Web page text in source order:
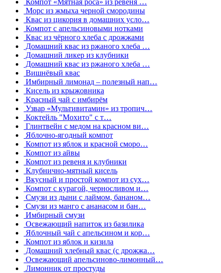
Морс из жмыха черной смородины
Квас из цикория в домашних усло…
Компот с апельсиновыми нотками
Квас из чёрного хлеба с дрожжами
Домашний квас из ржаного хлеба …
Домашний ликер из клубники
Домашний квас из ржаного хлеба …
Вишнёвый квас
Имбирный лимонад – полезный нап…
Кисель из крыжовника
Красный чай с имбирём
Узвар «Мультивитамин» из тропич…
Коктейль "Мохито" с т…
Глинтвейн с медом на красном ви…
Яблочно-ягодный компот
Компот из яблок и красной сморо…
Компот из айвы
Компот из ревеня и клубники
Клубнично-мятный кисель
Вкусный и простой компот из сух…
Компот с курагой, черносливом и…
Смузи из дыни с лаймом, бананом…
Смузи из манго с ананасом и бан…
Имбирный смузи
Освежающий напиток из базилика
Яблочный чай с апельсином и кор…
Компот из яблок и кизила
Домашний хлебный квас (с дрожжа…
Освежающий апельсиново-лимонный…
Лимонник от простуды